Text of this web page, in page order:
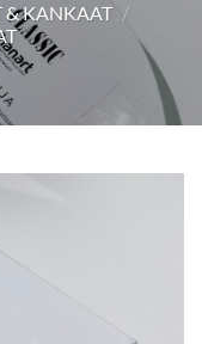
& KANKAAT /